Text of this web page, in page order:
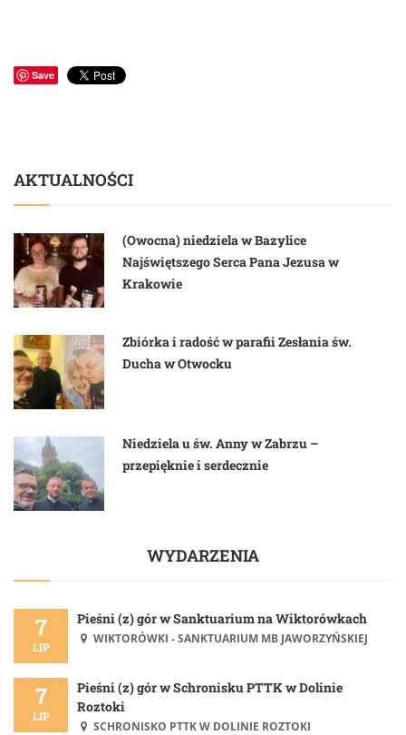
Save
AKTUALNOŚCI
(Owocna) niedziela w Bazylice
Najświętszego Serca Pana Jezusa w
Krakowie
Zbiórka i radość w parafii Zesłania św.
Ducha w Otwocku
Niedziela u św. Anny w Zabrzu –
przepięknie i serdecznie
WYDARZENIA
7
LIP
Pieśni (z) gór w Sanktuarium na Wiktorówkach
WIKTORÓWKI - SANKTUARIUM MB JAWORZYŃSKIEJ
7
LIP
Pieśni (z) gór w Schronisku PTTK w Dolinie
Roztoki
SCHRONISKO PTTK W DOLINIE ROZTOKI